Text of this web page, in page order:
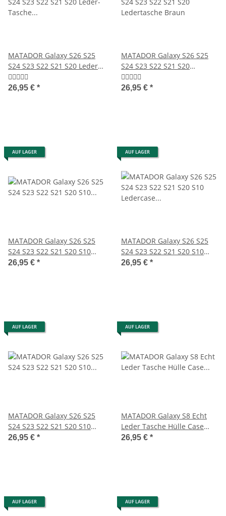
MATADOR Galaxy S26 S25
S24 S23 S22 S21 S20 Leder-
Tasche Schwarz
26,95 € *
MATADOR Galaxy S26 S25
S24 S23 S22 S21 S20
Ledertasche Braun
26,95 € *
AUF LAGER
MATADOR Galaxy S26 S25
S24 S23 S22 S21 S20 S10
Leder-Hülle Braun
26,95 € *
AUF LAGER
MATADOR Galaxy S26 S25
S24 S23 S22 S21 S20 S10
Ledercase Braun
26,95 € *
AUF LAGER
MATADOR Galaxy S26 S25
S24 S23 S22 S21 S20 S10
Ledertasche Braun
26,95 € *
AUF LAGER
MATADOR Galaxy S8 Echt
Leder Tasche Hülle Case
Magnet Schlaufe
26,95 € *
AUF LAGER AUF LAGER